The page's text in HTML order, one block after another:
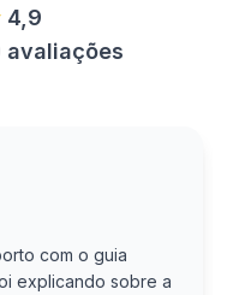
4,9
avaliações
com o guia
explicando sobre a